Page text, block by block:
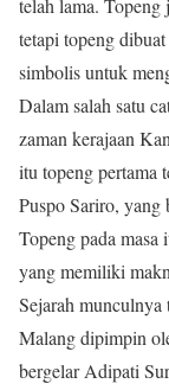
telah lama. Topeng
tetapi topeng
simbolis untuk
Dalam salah satu
zaman kerajaan
itu topeng pertama
Puspo Sariro, yang
Topeng pada
yang memiliki
Sejarah munculnya
Malang dipimpin
bergelar Adipati